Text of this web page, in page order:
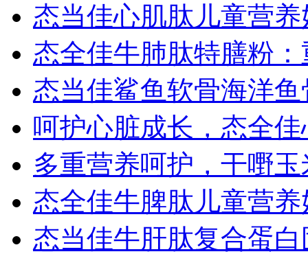
态当佳心肌肽儿童营
态全佳牛肺肽特膳粉
态当佳鲨鱼软骨海洋
呵护心脏成长，态全
多重营养呵护，干嘢
态全佳牛脾肽儿童营
态当佳牛肝肽复合蛋